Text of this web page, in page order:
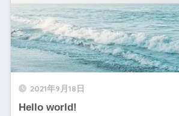
2021年9月18日
Hello world!